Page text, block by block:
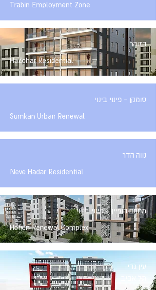
Trabin Employment Zone
הזוהר
HaZohar Residential
סומקן - פינוי בינוי
Sumkan Urban Renewal
נווה הדר
Neve Hadar Residential
מתחם הופיין - פינוי בינוי
Hofien Renewal Complex
עין גדי